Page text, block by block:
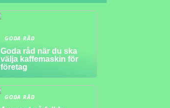
GODA RÅD
Goda råd när du ska
välja kaffemaskin för
företag
GODA RÅD